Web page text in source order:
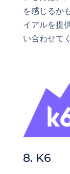
を感じるか
イアルを提
い合わせて
8. K6